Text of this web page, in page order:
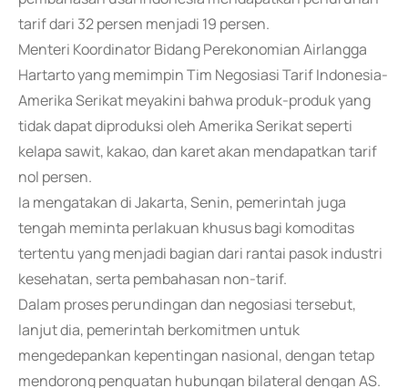
tarif dari 32 persen menjadi 19 persen.
Menteri Koordinator Bidang Perekonomian Airlangga
Hartarto yang memimpin Tim Negosiasi Tarif Indonesia-
Amerika Serikat meyakini bahwa produk-produk yang
tidak dapat diproduksi oleh Amerika Serikat seperti
kelapa sawit, kakao, dan karet akan mendapatkan tarif
nol persen.
Ia mengatakan di Jakarta, Senin, pemerintah juga
tengah meminta perlakuan khusus bagi komoditas
tertentu yang menjadi bagian dari rantai pasok industri
kesehatan, serta pembahasan non-tarif.
Dalam proses perundingan dan negosiasi tersebut,
lanjut dia, pemerintah berkomitmen untuk
mengedepankan kepentingan nasional, dengan tetap
mendorong penguatan hubungan bilateral dengan AS.